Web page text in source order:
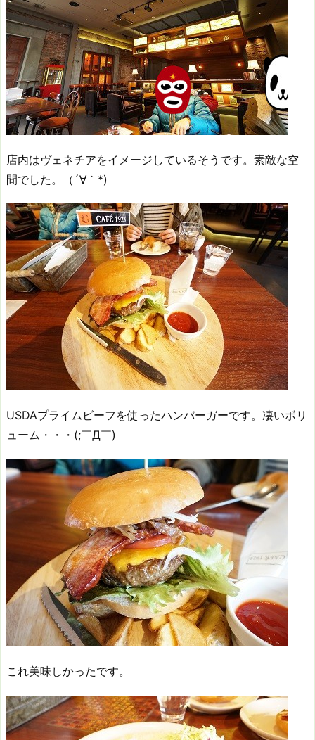
店内はヴェネチアをイメージしているそうです。素敵な空
間でした。（´∀｀*)
USDAプライムビーフを使ったハンバーガーです。凄いボリ
ューム・・・(;￣Д￣)
これ美味しかったです。